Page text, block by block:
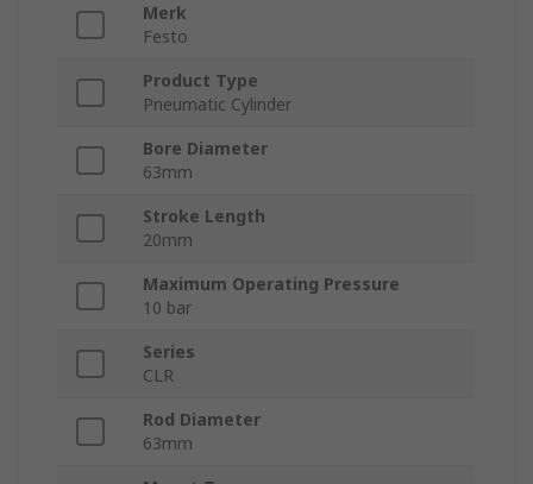
Merk
Festo
Product Type
Pneumatic Cylinder
Bore Diameter
63mm
Stroke Length
20mm
Maximum Operating Pressure
10 bar
Series
CLR
Rod Diameter
63mm